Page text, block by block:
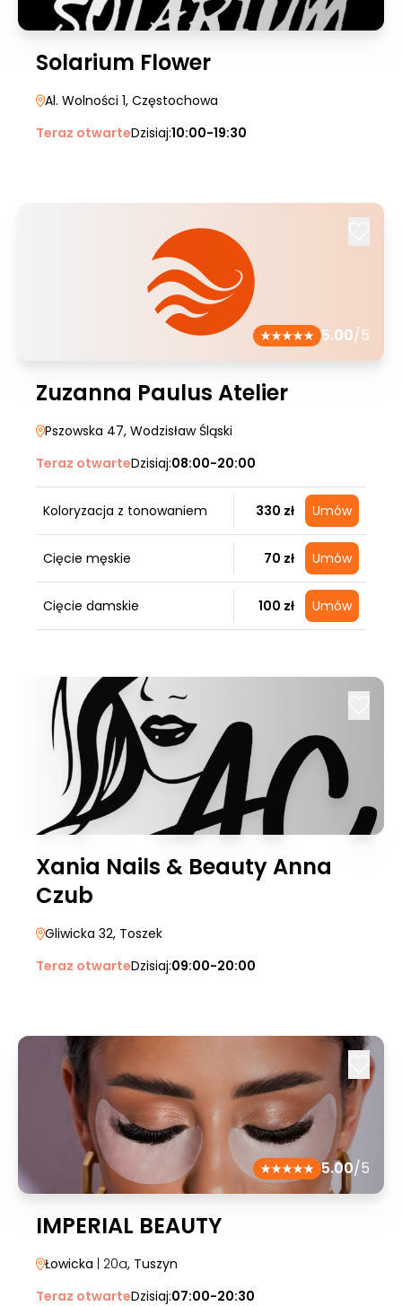
Solarium Flower
Al. Wolności 1, Częstochowa
Teraz otwarteDzisiaj:10:00-19:30
5.00/5
Zuzanna Paulus Atelier
Pszowska 47, Wodzisław Śląski
Teraz otwarteDzisiaj:08:00-20:00
Koloryzacja z tonowaniem 330 zł Umów
Cięcie męskie 70 zł Umów
Cięcie damskie 100 zł Umów
Xania Nails & Beauty Anna
Czub
Gliwicka 32, Toszek
Teraz otwarteDzisiaj:09:00-20:00
5.00/5
IMPERIAL BEAUTY
Łowicka | 20a, Tuszyn
Teraz otwarteDzisiaj:07:00-20:30